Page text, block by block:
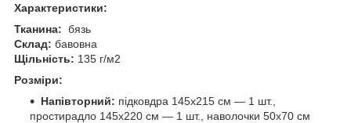
Характеристики:
Тканина: бязь
Склад: бавовна
Щільність: 135 г/м2
Розміри:
Напівторний: підковдра 145х215 см — 1 шт.,
простирадло 145х220 см — 1 шт., наволочки 50х70 см